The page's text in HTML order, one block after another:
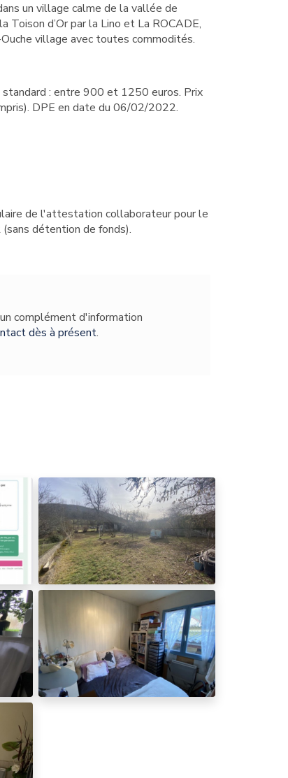
un village calme de la vallée de
Toison d’Or par la Lino et La ROCADE,
village avec toutes commodités.
: entre 900 et 1250 euros. Prix
DPE en date du 06/02/2022.
de l'attestation collaborateur pour le
détention de fonds).
complément d'information
dès à présent.